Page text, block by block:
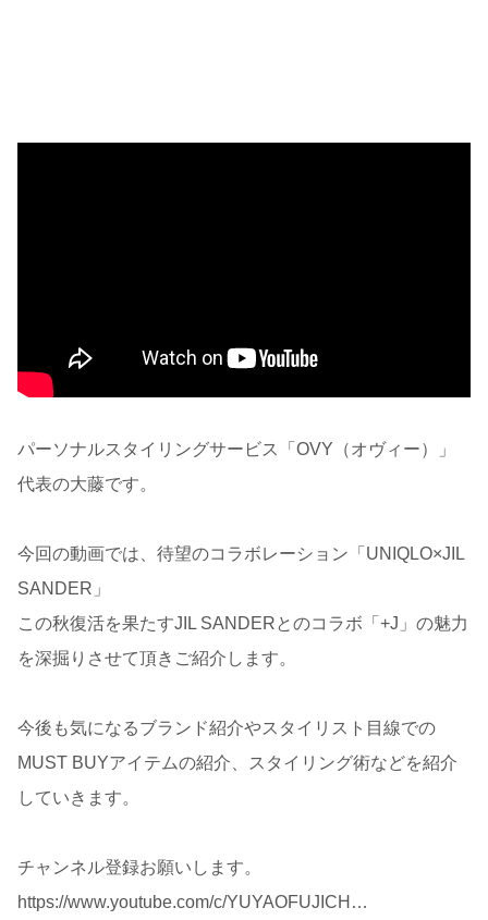
パーソナルスタイリングサービス「OVY（オヴィー）」
代表の大藤です。
今回の動画では、待望のコラボレーション「UNIQLO×JIL
SANDER」
この秋復活を果たすJIL SANDERとのコラボ「+J」の魅力
を深掘りさせて頂きご紹介します。
今後も気になるブランド紹介やスタイリスト目線での
MUST BUYアイテムの紹介、スタイリング術などを紹介
していきます。
チャンネル登録お願いします。
https://www.youtube.com/c/YUYAOFUJICH…